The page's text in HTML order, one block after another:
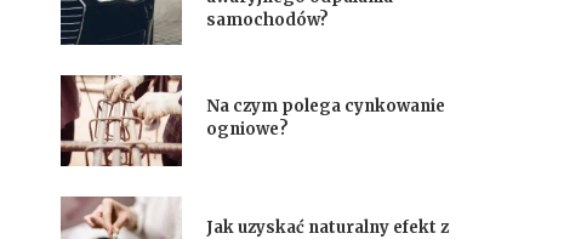
samochodów?
Na czym polega cynkowanie
ogniowe?
Jak uzyskać naturalny efekt z